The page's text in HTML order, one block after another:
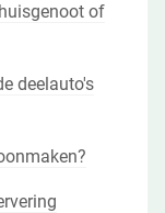
of
deelauto's